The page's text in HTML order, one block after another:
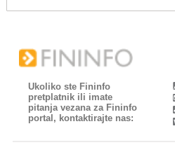
Ukoliko ste Fininfo
pretplatnik ili imate
pitanja vezana za Fininfo
portal, kontaktirajte nas: